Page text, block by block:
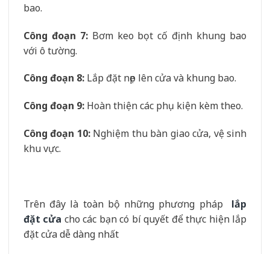
bao.
Công đoạn 7:Bơm keo bọt cố định khung bao
với ô tường.
Công đoạn 8: Lắp đặt nẹp lên cửa và khung bao.
Công đoạn 9: Hoàn thiện các phụ kiện kèm theo.
Công đoạn 10:Nghiệm thu bàn giao cửa, vệ sinh
khu vực.
Trên đây là toàn bộ những phương pháp lắp
đặt cửa cho các bạn có bí quyết để thực hiện lắp
đặt cửa dễ dàng nhất